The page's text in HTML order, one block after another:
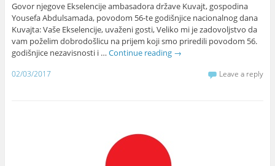
Govor njegove Ekselencije ambasadora države Kuvajt, gospodina
Yousefa Abdulsamada, povodom 56-te godišnjice nacionalnog dana
Kuvajta: Vaše Ekselencije, uvaženi gosti, Veliko mi je zadovoljstvo da
vam poželim dobrodošlicu na prijem koji smo priredili povodom 56.
godišnjice nezavisnosti i … Continue reading →
02/03/2017 Leave a reply